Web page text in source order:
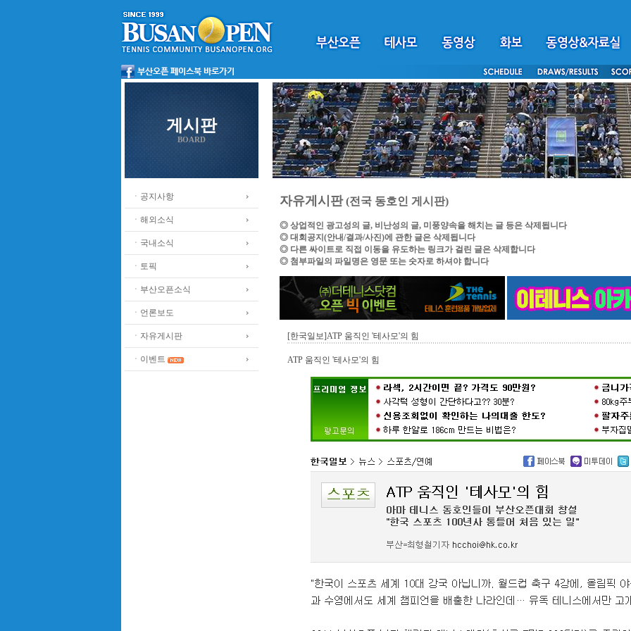
게시판
BOARD
ㆍ공지사항
ㆍ해외소식
ㆍ국내소식
ㆍ토픽
ㆍ부산오픈소식
ㆍ언론보도
ㆍ자유게시판
ㆍ이벤트
자유게시판(전국 동호인 게시판)
◎ 상업적인 광고성의 글, 비난성의 글, 미풍양속을 해치는 글 등은 삭제됩니다
◎ 대회공지(안내/결과/사진)에 관한 글은 삭제됩니다
◎ 다른 싸이트로 직접 이동을 유도하는 링크가 걸린 글은 삭제합니다
◎ 첨부파일의 파일명은 영문 또는 숫자로 하셔야 합니다
[한국일보]ATP 움직인 '테사모'의 힘
ATP 움직인 '테사모'의 힘